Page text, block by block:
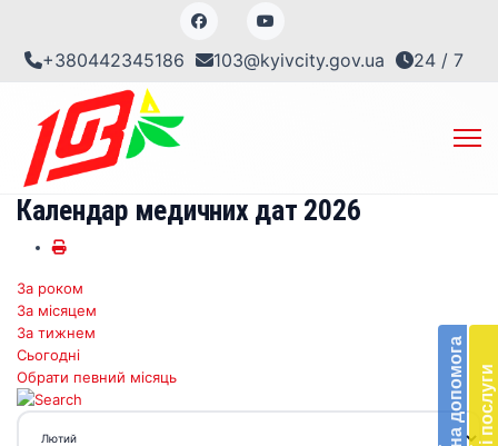
+380442345186 103@kyivcity.gov.ua 24 / 7
Календар медичних дат 2026
За роком
За місяцем
За тижнем
Сьогодні
Обрати певний місяць